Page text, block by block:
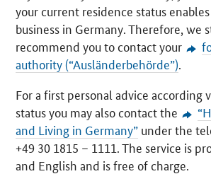
your current residence status
business in Germany. Therefore, we
recommend you to contact your
authority (“Ausländerbehörde”).
For a first personal advice according
status you may also contact the
and Living in Germany” under the
+49 30 1815 – 1111. The service is
and English and is free of charge.